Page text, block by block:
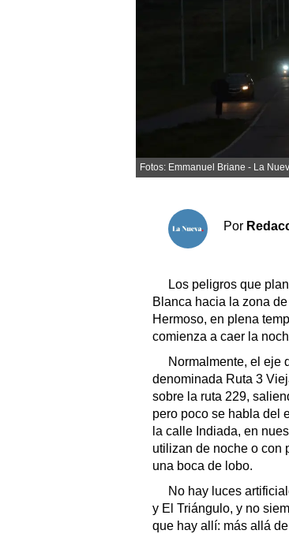
Fúnebres
Horóscopo
Suplementos
Fotos: Emmanuel Briane - La
Por
Los peligros que
Blanca hacia la zona
Hermoso, en plena
comienza a caer la
Normalmente, el eje
denominada Ruta 3
sobre la ruta 229,
pero poco se habla del
la calle Indiada, en
utilizan de noche o con
una boca de lobo.
No hay luces
y El Triángulo, y no
que hay allí: más allá